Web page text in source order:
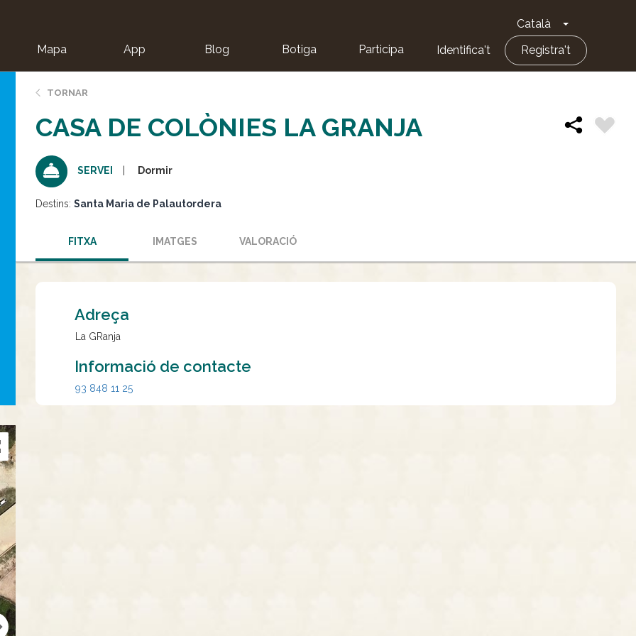
Català Toggle
Mapa App Blog Botiga Participa Identifica't Registra't
TORNAR
CASA DE COLÒNIES LA GRANJA
SERVEI Dormir
Destins: Santa Maria de Palautordera
FITXA IMATGES VALORACIÓ
Adreça
La GRanja
Informació de contacte
93 848 11 25